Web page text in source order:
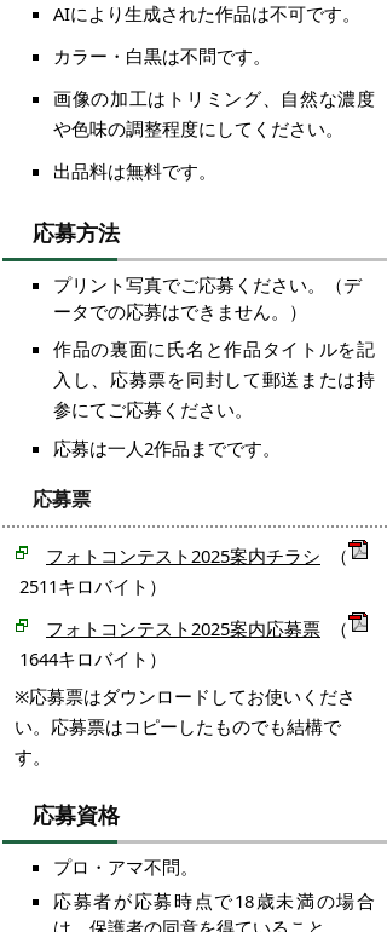
AIにより生成された作品は不可です。
カラー・白黒は不問です。
画像の加工はトリミング、自然な濃度
や色味の調整程度にしてください。
出品料は無料です。
応募方法
プリント写真でご応募ください。（デ
ータでの応募はできません。）
作品の裏面に氏名と作品タイトルを記
入し、応募票を同封して郵送または持
参にてご応募ください。
応募は一人2作品までです。
応募票
フォトコンテスト2025案内チラシ （
2511キロバイト）
フォトコンテスト2025案内応募票 （
1644キロバイト）
※応募票はダウンロードしてお使いくださ
い。応募票はコピーしたものでも結構で
す。
応募資格
プロ・アマ不問。
応募者が応募時点で18歳未満の場合
は、保護者の同意を得ていること。